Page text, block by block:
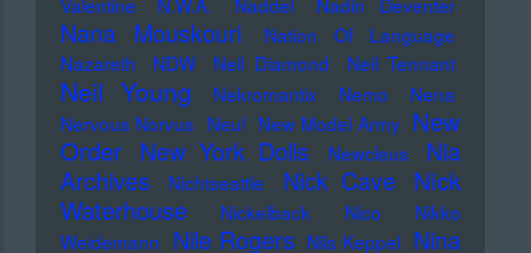
Valentine
N.W.A. Naddel Nadin Deventer
Nana Mouskouri
Nation Of Language
Nazareth
NDW Neil Diamond Neil Tennant
Neil Young Nekromantix Nemo
Nena
Nervous Norvus Neu! New Model Army New
Order New York Dolls Newcleus
Nia
Archives
Nichtseattle Nick Cave
Nick
Waterhouse
Nickelback Nico
Nikko
Weidemann Nile Rogers Nils Keppel Nina